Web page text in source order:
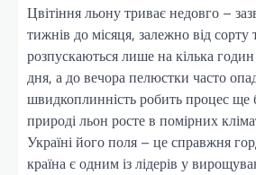
Цвітіння льону триває недовго –
тижнів до місяця, залежно від сорту
розпускаються лише на кілька
дня, а до вечора пелюстки часто
швидкоплинність робить процес ще
природі льон росте в помірних
Україні його поля – це справжня
країна є одним із лідерів у